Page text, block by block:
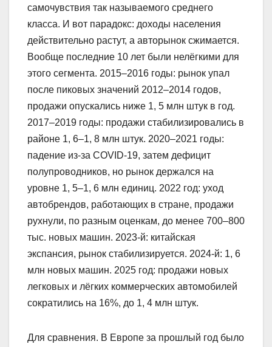
самочувствия так называемого среднего
класса. И вот парадокс: доходы населения
действительно растут, а авторынок сжимается.
Вообще последние 10 лет были нелёгкими для
этого сегмента. 2015–2016 годы: рынок упал
после пиковых значений 2012–2014 годов,
продажи опускались ниже 1, 5 млн штук в год.
2017–2019 годы: продажи стабилизировались в
районе 1, 6–1, 8 млн штук. 2020–2021 годы:
падение из-за COVID-19, затем дефицит
полупроводников, но рынок держался на
уровне 1, 5–1, 6 млн единиц. 2022 год: уход
автобрендов, работающих в стране, продажи
рухнули, по разным оценкам, до менее 700–800
тыс. новых машин. 2023-й: китайская
экспансия, рынок стабилизируется. 2024-й: 1, 6
млн новых машин. 2025 год: продажи новых
легковых и лёгких коммерческих автомобилей
сократились на 16%, до 1, 4 млн штук.
Для сравнения. В Европе за прошлый год было